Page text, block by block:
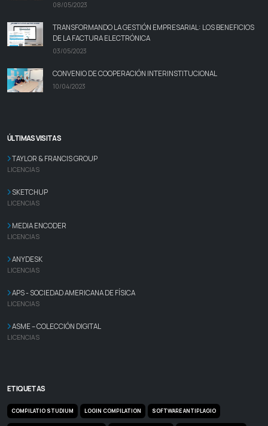
08/05/2023
TRANSFORMANDO LA GESTIÓN EMPRESARIAL: LOS BENEFICIOS
DE LA FACTURA ELECTRÓNICA
03/05/2023
CONVENIO DE COOPERACIÓN INTERINSTITUCIONAL
10/04/2023
ÚLTIMAS VISITAS
TAYLOR & FRANCIS GROUP
LICENCIAS
SKETCHUP
LICENCIAS
MEDIA ENCODER
LICENCIAS
ANYDESK
LICENCIAS
APS - SOCIEDAD AMERICANA DE FÍSICA
LICENCIAS
ASME – COLECCIÓN DIGITAL
LICENCIAS
ETIQUETAS
COMPILATIO STUDIUM LOGIN COMPILATION SOFTWARE ANTIPLAGIO